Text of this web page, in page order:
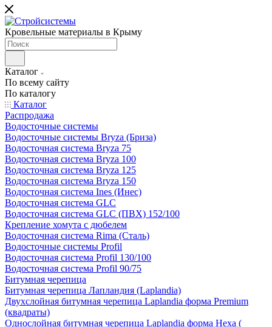
Кровельные материалы в Крыму
Каталог
По всему сайту
По каталогу
Каталог
Распродажа
Водосточные системы
Водосточные системы Bryza (Бриза)
Водосточная система Bryza 75
Водосточная система Bryza 100
Водосточная система Bryza 125
Водосточная система Bryza 150
Водосточная система Ines (Инес)
Водосточная система GLC
Водосточная система GLC (ПВХ) 152/100
Крепление хомута с дюбелем
Водосточная система Rima (Сталь)
Водосточные системы Profil
Водосточная система Profil 130/100
Водосточная система Profil 90/75
Битумная черепица
Битумная черепица Лапландия (Laplandia)
Двухслойная битумная черепица Laplandia форма Premium
(квадраты)
Однослойная битумная черепица Laplandia форма Hexa (